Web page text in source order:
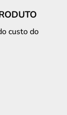
custo do